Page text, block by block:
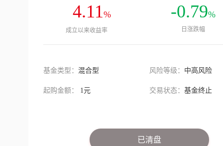
4.11%
成立以来收益率
-0.79%
日涨跌幅
基金类型： 混合型 风险等级： 中高风险
起购金额： 1元 交易状态： 基金终止
已清盘